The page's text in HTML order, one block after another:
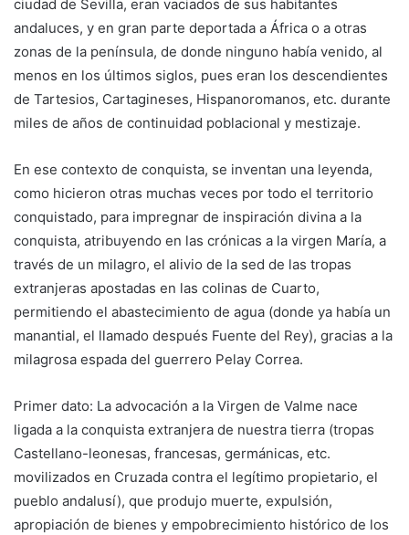
ciudad de Sevilla, eran vaciados de sus habitantes
andaluces, y en gran parte deportada a África o a otras
zonas de la península, de donde ninguno había venido, al
menos en los últimos siglos, pues eran los descendientes
de Tartesios, Cartagineses, Hispanoromanos, etc. durante
miles de años de continuidad poblacional y mestizaje.
En ese contexto de conquista, se inventan una leyenda,
como hicieron otras muchas veces por todo el territorio
conquistado, para impregnar de inspiración divina a la
conquista, atribuyendo en las crónicas a la virgen María, a
través de un milagro, el alivio de la sed de las tropas
extranjeras apostadas en las colinas de Cuarto,
permitiendo el abastecimiento de agua (donde ya había un
manantial, el llamado después Fuente del Rey), gracias a la
milagrosa espada del guerrero Pelay Correa.
Primer dato: La advocación a la Virgen de Valme nace
ligada a la conquista extranjera de nuestra tierra (tropas
Castellano-leonesas, francesas, germánicas, etc.
movilizados en Cruzada contra el legítimo propietario, el
pueblo andalusí), que produjo muerte, expulsión,
apropiación de bienes y empobrecimiento histórico de los